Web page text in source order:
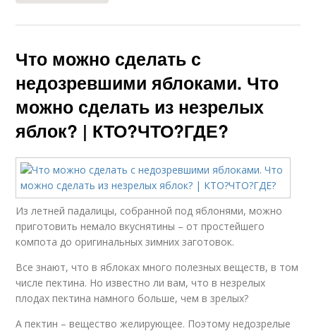
Что можно сделать с
недозревшими яблоками. Что
можно сделать из незрелых
яблок? | КТО?ЧТО?ГДЕ?
Из летней падалицы, собранной под яблонями, можно
приготовить немало вкуснятины – от простейшего
компота до оригинальных зимних заготовок.
Все знают, что в яблоках много полезных веществ, в том
числе пектина. Но известно ли вам, что в незрелых
плодах пектина намного больше, чем в зрелых?
А пектин – вещество желирующее. Поэтому недозрелые